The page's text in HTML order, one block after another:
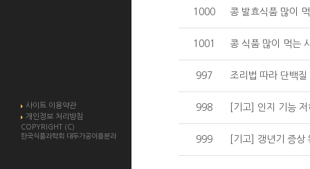
사이트 이용약관
개인정보 처리방침
COPYRIGHT (C)
한국식품과학회 대두가공이용분과
1000 콩 발효식품 많이
1001 콩 식품 많이 먹는
997 조리법 따라 단백
998 [기고] 인지 기능
999 [기고] 갱년기 증상